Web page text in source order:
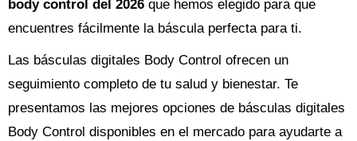
body control del 2026 que hemos elegido para que
encuentres fácilmente la báscula perfecta para ti.
Las básculas digitales Body Control ofrecen un
seguimiento completo de tu salud y bienestar. Te
presentamos las mejores opciones de básculas digitales
Body Control disponibles en el mercado para ayudarte a